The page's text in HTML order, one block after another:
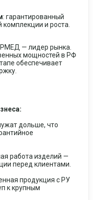
: гарантированный
и роста.
— лидер рынка.
мощностей в РФ
обеспечивает
дольше, что
работа изделий —
перед клиентами.
продукция с РУ
к крупным